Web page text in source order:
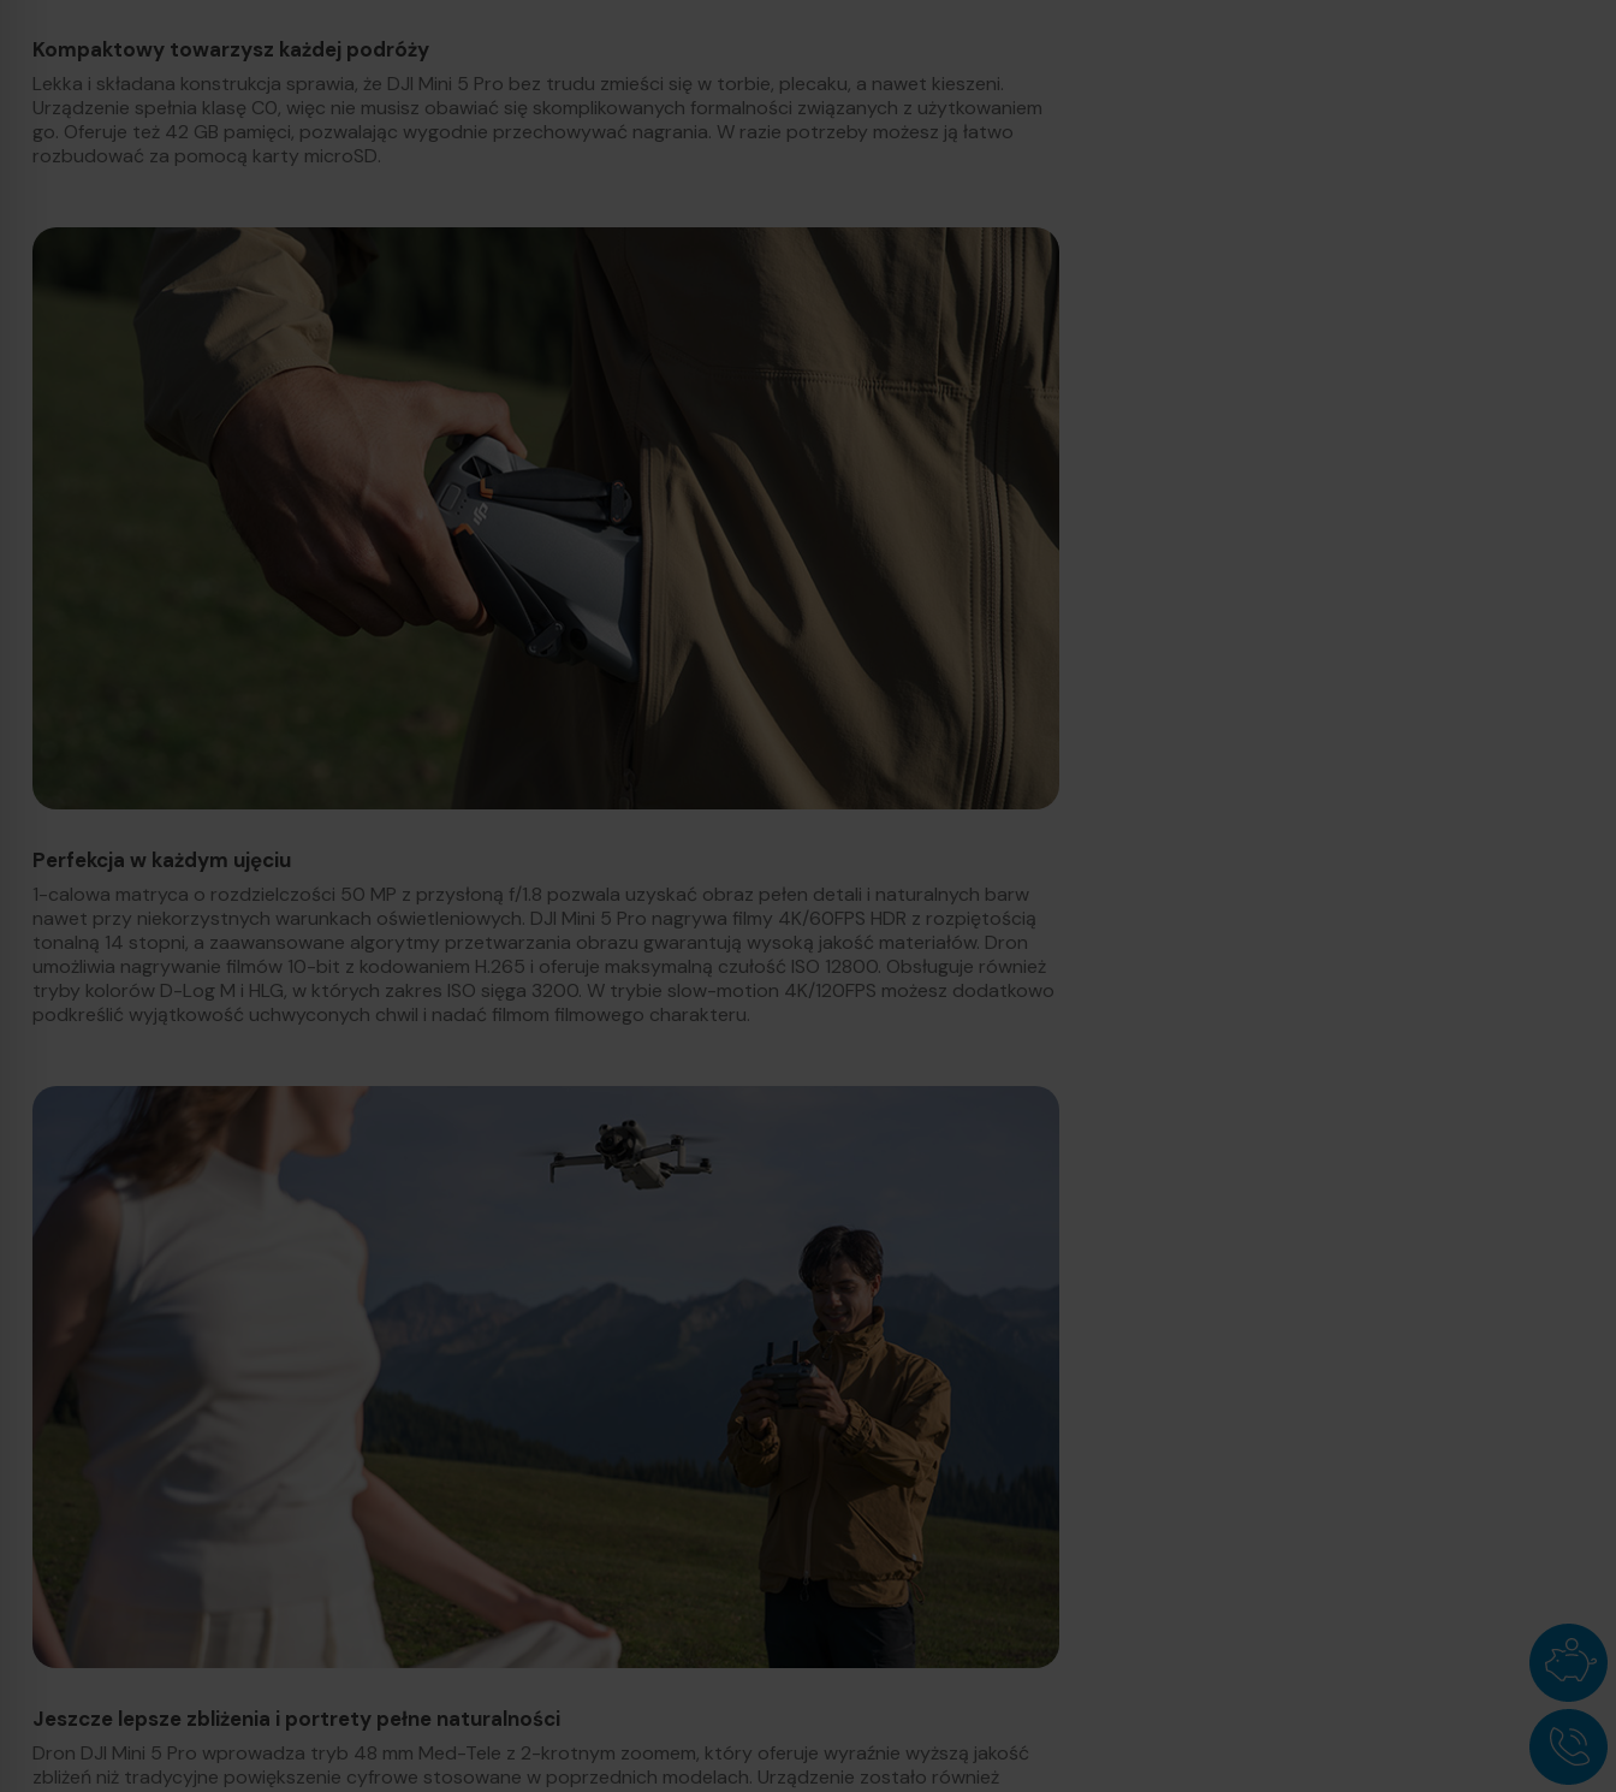
Kompaktowy towarzysz każdej podróży
Lekka i składana konstrukcja sprawia, że DJI Mini 5 Pro bez trudu zmieści się w torbie, plecaku, a nawet kieszeni.
Urządzenie spełnia klasę C0, więc nie musisz obawiać się skomplikowanych formalności związanych z użytkowaniem
go. Oferuje też 42 GB pamięci, pozwalając wygodnie przechowywać nagrania. W razie potrzeby możesz ją łatwo
rozbudować za pomocą karty microSD.
Perfekcja w każdym ujęciu
1-calowa matryca o rozdzielczości 50 MP z przysłoną f/1.8 pozwala uzyskać obraz pełen detali i naturalnych barw
nawet przy niekorzystnych warunkach oświetleniowych. DJI Mini 5 Pro nagrywa filmy 4K/60FPS HDR z rozpiętością
tonalną 14 stopni, a zaawansowane algorytmy przetwarzania obrazu gwarantują wysoką jakość materiałów. Dron
umożliwia nagrywanie filmów 10-bit z kodowaniem H.265 i oferuje maksymalną czułość ISO 12800. Obsługuje również
tryby kolorów D-Log M i HLG, w których zakres ISO sięga 3200. W trybie slow-motion 4K/120FPS możesz dodatkowo
podkreślić wyjątkowość uchwyconych chwil i nadać filmom filmowego charakteru.
Jeszcze lepsze zbliżenia i portrety pełne naturalności
Dron DJI Mini 5 Pro wprowadza tryb 48 mm Med-Tele z 2-krotnym zoomem, który oferuje wyraźnie wyższą jakość
zbliżeń niż tradycyjne powiększenie cyfrowe stosowane w poprzednich modelach. Urządzenie zostało również